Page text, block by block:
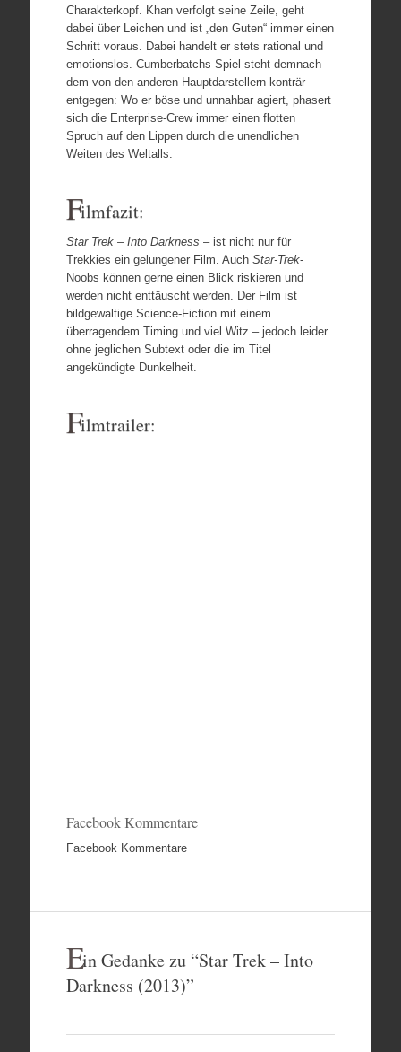
Charakterkopf. Khan verfolgt seine Zeile, geht
dabei über Leichen und ist „den Guten“ immer einen
Schritt voraus. Dabei handelt er stets rational und
emotionslos. Cumberbatchs Spiel steht demnach
dem von den anderen Hauptdarstellern konträr
entgegen: Wo er böse und unnahbar agiert, phasert
sich die Enterprise-Crew immer einen flotten
Spruch auf den Lippen durch die unendlichen
Weiten des Weltalls.
Filmfazit:
Star Trek – Into Darkness – ist nicht nur für
Trekkies ein gelungener Film. Auch Star-Trek-
Noobs können gerne einen Blick riskieren und
werden nicht enttäuscht werden. Der Film ist
bildgewaltige Science-Fiction mit einem
überragendem Timing und viel Witz – jedoch leider
ohne jeglichen Subtext oder die im Titel
angekündigte Dunkelheit.
Filmtrailer:
Facebook Kommentare
Facebook Kommentare
Ein Gedanke zu “Star Trek – Into
Darkness (2013)”